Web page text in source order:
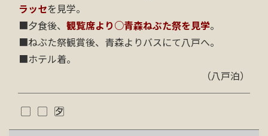
ラッセを見学。
■夕食後、 観覧席より○青森ねぶた祭を見学。
■ねぶた祭観賞後、青森よりバスにて八戸へ。
■ホテル着。
（八戸泊）